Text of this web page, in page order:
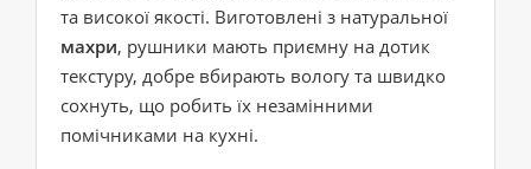
та високої якості. Виготовлені з натуральної
махри, рушники мають приємну на дотик
текстуру, добре вбирають вологу та швидко
сохнуть, що робить їх незамінними
помічниками на кухні.